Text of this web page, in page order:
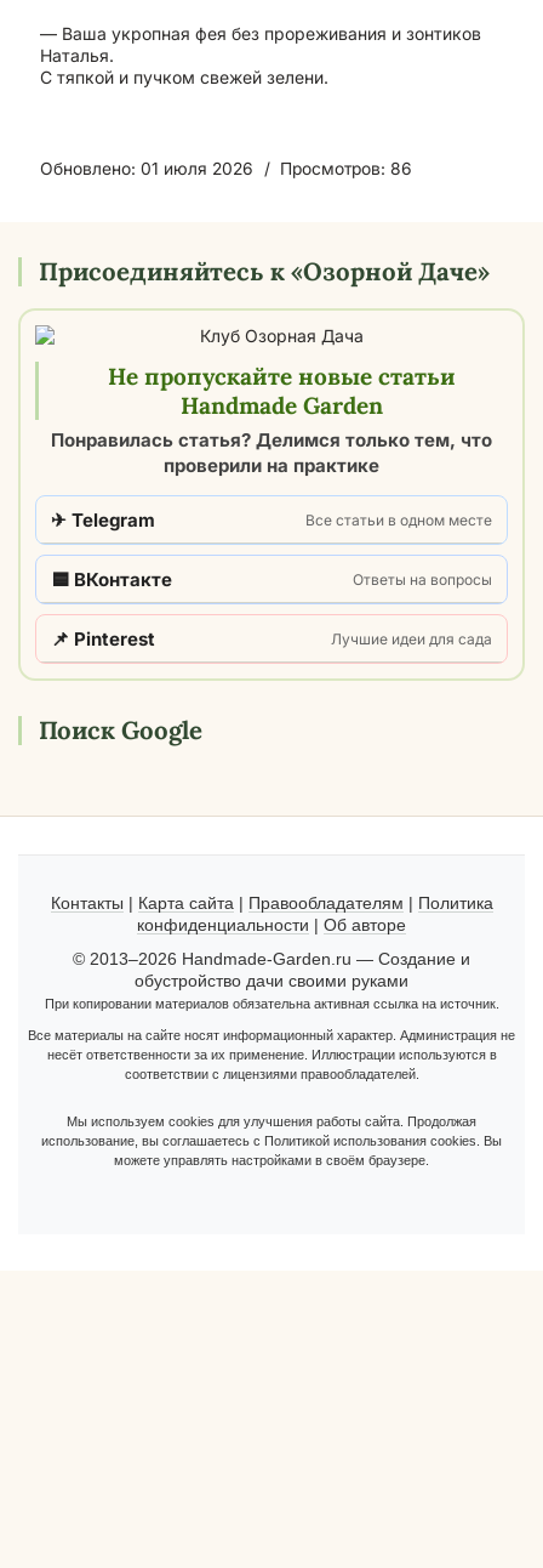
— Ваша укропная фея без прореживания и зонтиков
Наталья.
С тяпкой и пучком свежей зелени.
Обновлено: 01 июля 2026 Просмотров: 86
Присоединяйтесь к «Озорной Даче»
Не пропускайте новые статьи
Handmade Garden
Понравилась статья? Делимся только тем, что
проверили на практике
✈ Telegram Все статьи в одном месте
🟦 ВКонтакте Ответы на вопросы
📌 Pinterest Лучшие идеи для сада
Поиск Google
Контакты | Карта сайта | Правообладателям | Политика
конфиденциальности | Об авторе
© 2013–2026 Handmade-Garden.ru — Создание и
обустройство дачи своими руками
При копировании материалов обязательна активная ссылка на источник.
Все материалы на сайте носят информационный характер. Администрация не
несёт ответственности за их применение. Иллюстрации используются в
соответствии с лицензиями правообладателей.
Мы используем cookies для улучшения работы сайта. Продолжая
использование, вы соглашаетесь с Политикой использования cookies. Вы
можете управлять настройками в своём браузере.